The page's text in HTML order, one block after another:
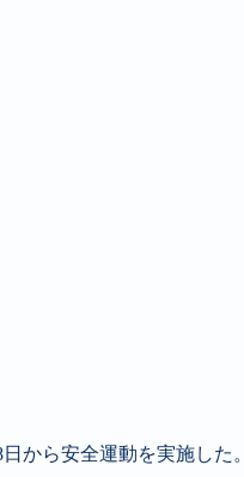
から安全運動を実施した。